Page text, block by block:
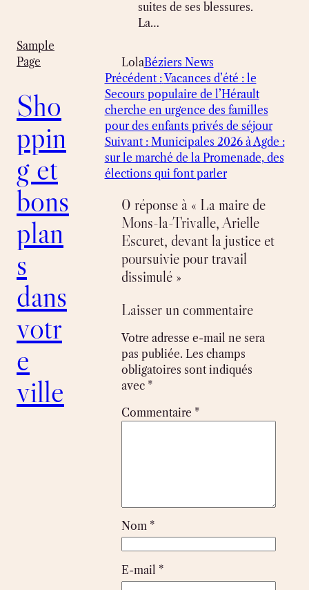
Sample
Page
Sho
ppin
g et
bons
plan
s
dans
votr
e
ville
suites de ses blessures.
La…
LolaBéziers News
Précédent :Vacances d’été : le
Secours populaire de l’Hérault
cherche en urgence des familles
pour des enfants privés de séjour
Suivant : Municipales 2026 à Agde :
sur le marché de la Promenade, des
élections qui font parler
0 réponse à « La maire de
Mons-la-Trivalle, Arielle
Escuret, devant la justice et
poursuivie pour travail
dissimulé »
Laisser un commentaire
Votre adresse e-mail ne sera
pas publiée. Les champs
obligatoires sont indiqués
avec *
Commentaire *
Nom *
E-mail *